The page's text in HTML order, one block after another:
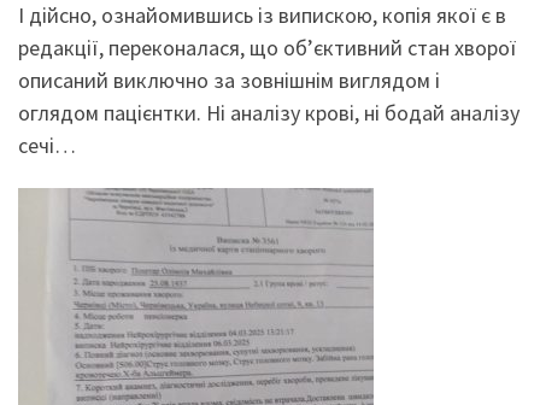
І дійсно, ознайомившись із випискою, копія якої є в
редакції, переконалася, що об’єктивний стан хворої
описаний виключно за зовнішнім виглядом і
оглядом пацієнтки. Ні аналізу крові, ні бодай аналізу
сечі…